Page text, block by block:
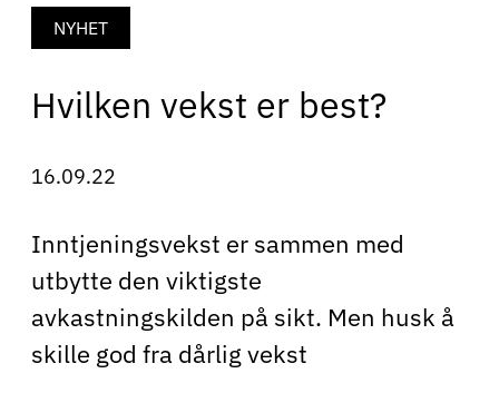
NYHET
Hvilken vekst er best?
16.09.22
Inntjeningsvekst er sammen med
utbytte den viktigste
avkastningskilden på sikt. Men husk å
skille god fra dårlig vekst